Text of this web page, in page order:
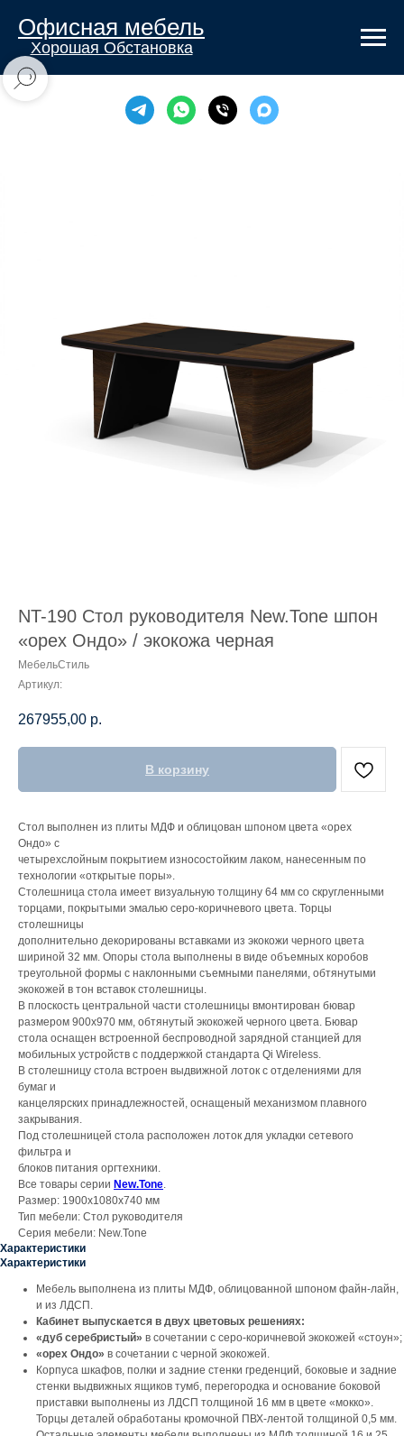
Офисная мебель
Хорошая Обстановка
NT-190 Стол руководителя New.Tone шпон
«орех Ондо» / экокожа черная
МебельСтиль
Артикул:
267955,00 р.
В корзину
Стол выполнен из плиты МДФ и облицован шпоном цвета «орех
Ондо» с
четырехслойным покрытием износостойким лаком, нанесенным по
технологии «открытые поры».
Столешница стола имеет визуальную толщину 64 мм со скругленными
торцами, покрытыми эмалью серо-коричневого цвета. Торцы
столешницы
дополнительно декорированы вставками из экокожи черного цвета
шириной 32 мм. Опоры стола выполнены в виде объемных коробов
треугольной формы с наклонными съемными панелями, обтянутыми
экокожей в тон вставок столешницы.
В плоскость центральной части столешницы вмонтирован бювар
размером 900х970 мм, обтянутый экокожей черного цвета. Бювар
стола оснащен встроенной беспроводной зарядной станцией для
мобильных устройств с поддержкой стандарта Qi Wireless.
В столешницу стола встроен выдвижной лоток с отделениями для
бумаг и
канцелярских принадлежностей, оснащеный механизмом плавного
закрывания.
Под столешницей стола расположен лоток для укладки сетевого
фильтра и
блоков питания оргтехники.
Все товары серии New.Tone.
Размер: 1900x1080x740 мм
Тип мебели: Стол руководителя
Серия мебели: New.Tone
Характеристики
Характеристики
Мебель выполнена из плиты МДФ, облицованной шпоном файн-лайн,
и из ЛДСП.
Кабинет выпускается в двух цветовых решениях:
«дуб серебристый» в сочетании с серо-коричневой экокожей «стоун»;
«орех Ондо» в сочетании с черной экокожей.
Корпуса шкафов, полки и задние стенки греденций, боковые и задние
стенки выдвижных ящиков тумб, перегородка и основание боковой
приставки выполнены из ЛДСП толщиной 16 мм в цвете «мокко».
Торцы деталей обработаны кромочной ПВХ-лентой толщиной 0,5 мм.